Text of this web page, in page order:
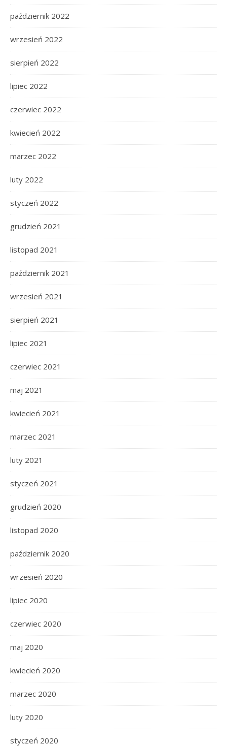
październik 2022
wrzesień 2022
sierpień 2022
lipiec 2022
czerwiec 2022
kwiecień 2022
marzec 2022
luty 2022
styczeń 2022
grudzień 2021
listopad 2021
październik 2021
wrzesień 2021
sierpień 2021
lipiec 2021
czerwiec 2021
maj 2021
kwiecień 2021
marzec 2021
luty 2021
styczeń 2021
grudzień 2020
listopad 2020
październik 2020
wrzesień 2020
lipiec 2020
czerwiec 2020
maj 2020
kwiecień 2020
marzec 2020
luty 2020
styczeń 2020